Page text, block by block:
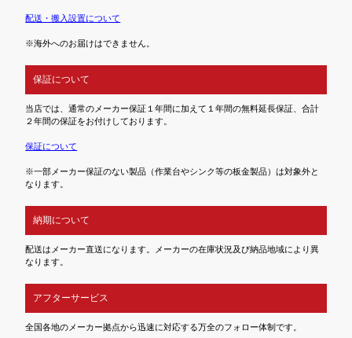
配送・搬入設置について
※海外へのお届けはできません。
保証について
当店では、通常のメーカー保証１年間に加えて１年間の無料延長保証、合計
２年間の保証をお付けしております。
保証について
※一部メーカー保証のない製品（作業台やシンク等の板金製品）は対象外と
なります。
納期について
配送はメーカー直送になります。メーカーの在庫状況及び納品地域により異
なります。
アフターサービス
全国各地のメーカー拠点から迅速に対応する万全のフォロー体制です。